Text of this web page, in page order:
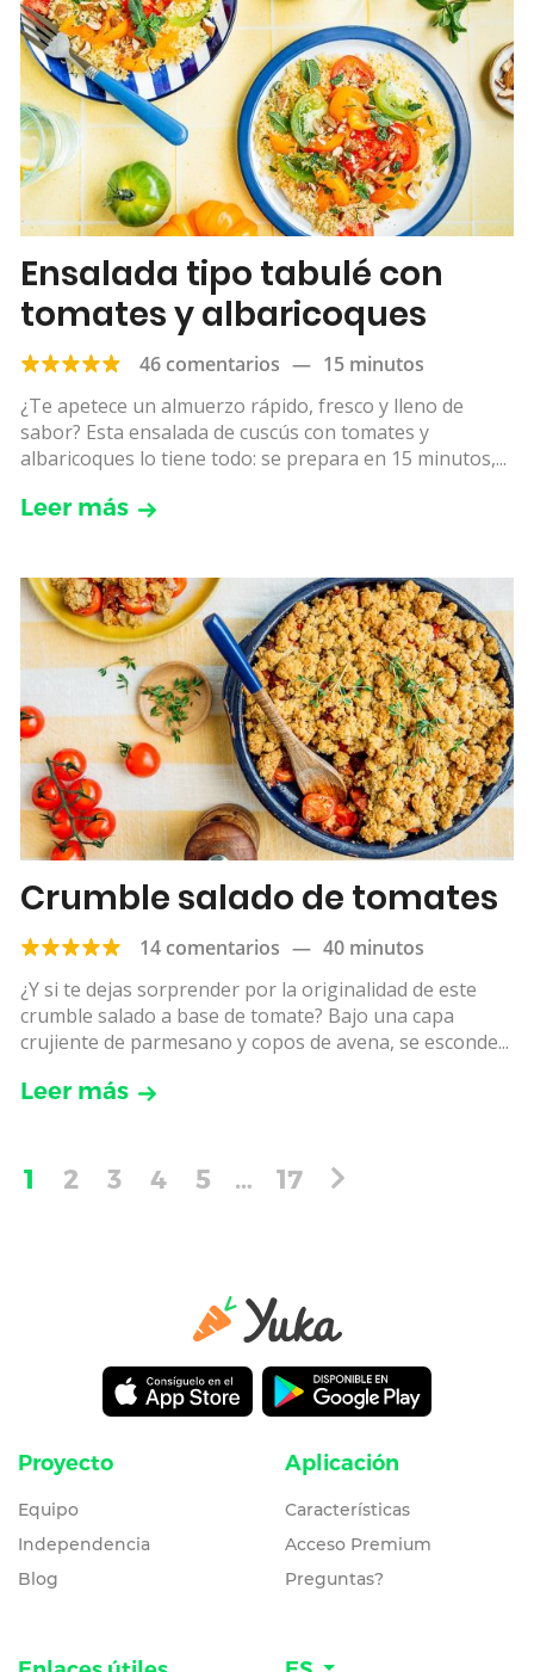
Ensalada tipo tabulé con
tomates y albaricoques
46 comentarios — 15 minutos
¿Te apetece un almuerzo rápido, fresco y lleno de
sabor? Esta ensalada de cuscús con tomates y
albaricoques lo tiene todo: se prepara en 15 minutos,...
Leer más
Crumble salado de tomates
14 comentarios — 40 minutos
¿Y si te dejas sorprender por la originalidad de este
crumble salado a base de tomate? Bajo una capa
crujiente de parmesano y copos de avena, se esconde...
Leer más
1 2 3 4 5 … 17
Proyecto
Equipo
Independencia
Blog
Aplicación
Características
Acceso Premium
Preguntas?